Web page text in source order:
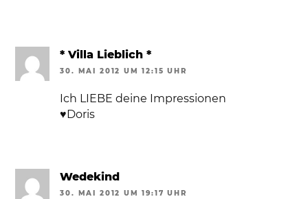
* Villa Lieblich *
30. MAI 2012 UM 12:15 UHR
Ich LIEBE deine Impressionen
♥Doris
Wedekind
30. MAI 2012 UM 19:17 UHR